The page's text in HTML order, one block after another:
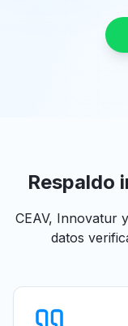
Respaldo
CEAV, Innovatur
datos